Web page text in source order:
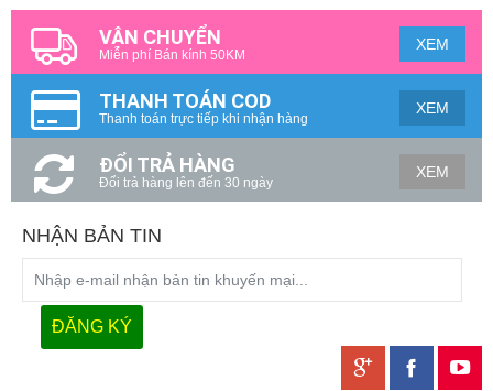
VẬN CHUYỂN
Miễn phí Bán kính 50KM
XEM
THANH TOÁN COD
Thanh toán trực tiếp khi nhận hàng
XEM
ĐỔI TRẢ HÀNG
Đổi trả hàng lên đến 30 ngày
XEM
NHẬN BẢN TIN